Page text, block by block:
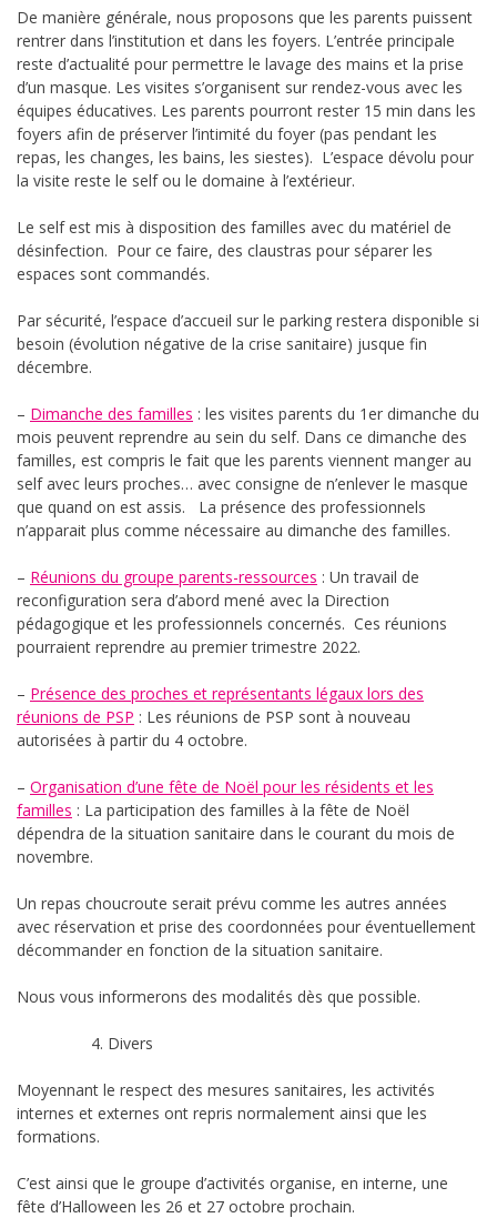
De manière générale, nous proposons que les parents puissent
rentrer dans l’institution et dans les foyers. L’entrée principale
reste d’actualité pour permettre le lavage des mains et la prise
d’un masque. Les visites s’organisent sur rendez-vous avec les
équipes éducatives. Les parents pourront rester 15 min dans les
foyers afin de préserver l’intimité du foyer (pas pendant les
repas, les changes, les bains, les siestes). L’espace dévolu pour
la visite reste le self ou le domaine à l’extérieur.
Le self est mis à disposition des familles avec du matériel de
désinfection. Pour ce faire, des claustras pour séparer les
espaces sont commandés.
Par sécurité, l’espace d’accueil sur le parking restera disponible si
besoin (évolution négative de la crise sanitaire) jusque fin
décembre.
– Dimanche des familles : les visites parents du 1er dimanche du
mois peuvent reprendre au sein du self. Dans ce dimanche des
familles, est compris le fait que les parents viennent manger au
self avec leurs proches… avec consigne de n’enlever le masque
que quand on est assis. La présence des professionnels
n’apparait plus comme nécessaire au dimanche des familles.
– Réunions du groupe parents-ressources : Un travail de
reconfiguration sera d’abord mené avec la Direction
pédagogique et les professionnels concernés. Ces réunions
pourraient reprendre au premier trimestre 2022.
– Présence des proches et représentants légaux lors des
réunions de PSP : Les réunions de PSP sont à nouveau
autorisées à partir du 4 octobre.
– Organisation d’une fête de Noël pour les résidents et les
familles : La participation des familles à la fête de Noël
dépendra de la situation sanitaire dans le courant du mois de
novembre.
Un repas choucroute serait prévu comme les autres années
avec réservation et prise des coordonnées pour éventuellement
décommander en fonction de la situation sanitaire.
Nous vous informerons des modalités dès que possible.
Divers
Moyennant le respect des mesures sanitaires, les activités
internes et externes ont repris normalement ainsi que les
formations.
C’est ainsi que le groupe d’activités organise, en interne, une
fête d’Halloween les 26 et 27 octobre prochain.